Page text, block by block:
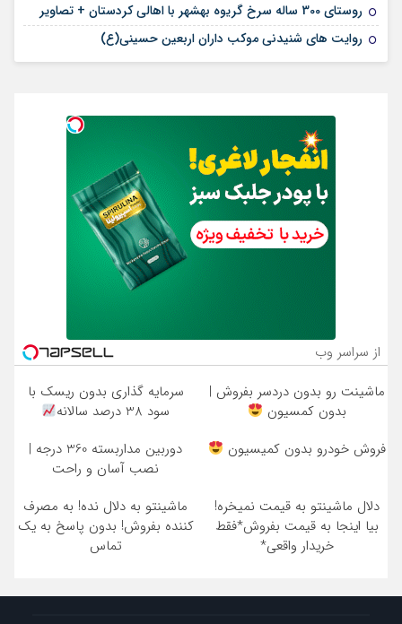
روستای 300 ساله سرخ ‌گریوه بهشهر با اهالی کردستان + تصاویر
روایت های شنیدنی موکب داران اربعین حسینی(ع)
از سراسر وب
ماشینت رو بدون دردسر بفروش |
بدون کمسیون
سرمایه گذاری بدون ریسک با
سود 38 درصد سالانه
فروش خودرو بدون کمیسیون
دوربین مداربسته 360 درجه |
نصب آسان و راحت
دلال ماشینتو به قیمت نمیخره!
بیا اینجا به قیمت بفروش*فقط
خریدار واقعی*
ماشینتو به دلال نده! به مصرف
کننده بفروش! بدون پاسخ به یک
تماس